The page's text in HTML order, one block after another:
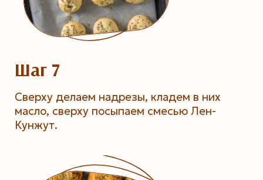
Шаг 7
Сверху делаем надрезы, кладем в них
масло, сверху посыпаем смесью Лен-
Кунжут.